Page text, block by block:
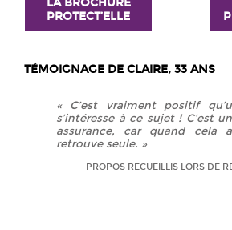
PROTECT’ELLE
TÉMOIGNAGE DE CLAIRE, 33 ANS
« C’est vraiment positif
s’intéresse à ce sujet ! C’est
assurance, car quand cela
retrouve seule. »
_PROPOS RECUEILLIS LORS DE